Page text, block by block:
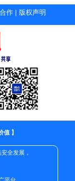
作 | 版权声明
】
全发展，